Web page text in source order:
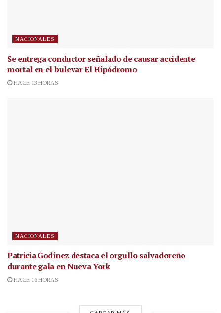
NACIONALES
Se entrega conductor señalado de causar accidente
mortal en el bulevar El Hipódromo
HACE 13 HORAS
NACIONALES
Patricia Godínez destaca el orgullo salvadoreño
durante gala en Nueva York
HACE 16 HORAS